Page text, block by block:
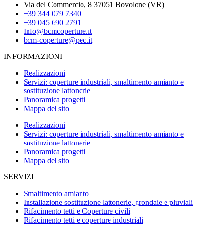
Via del Commercio, 8 37051 Bovolone (VR)
+39 344 079 7340
+39 045 690 2791
Info@bcmcoperture.it
bcm-coperture@pec.it
INFORMAZIONI
Realizzazioni
Servizi: coperture industriali, smaltimento amianto e
sostituzione lattonerie
Panoramica progetti
Mappa del sito
Realizzazioni
Servizi: coperture industriali, smaltimento amianto e
sostituzione lattonerie
Panoramica progetti
Mappa del sito
SERVIZI
Smaltimento amianto
Installazione sostituzione lattonerie, grondaie e pluviali
Rifacimento tetti e Coperture civili
Rifacimento tetti e coperture industriali